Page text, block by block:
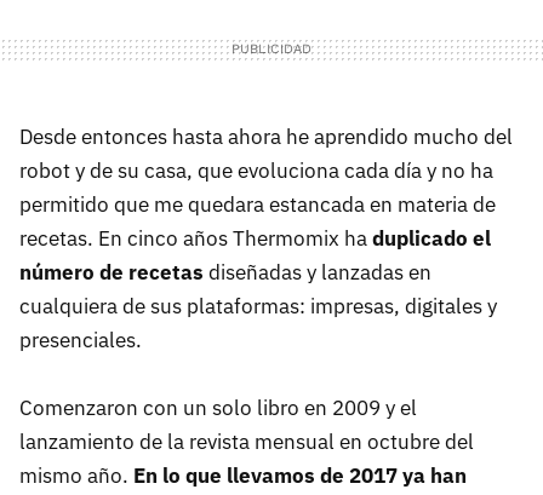
Desde entonces hasta ahora he aprendido mucho del
robot y de su casa, que evoluciona cada día y no ha
permitido que me quedara estancada en materia de
recetas. En cinco años Thermomix haduplicado el
número de recetas diseñadas y lanzadas en
cualquiera de sus plataformas: impresas, digitales y
presenciales.
Comenzaron con un solo libro en 2009 y el
lanzamiento de la revista mensual en octubre del
mismo año. En lo que llevamos de 2017 ya han